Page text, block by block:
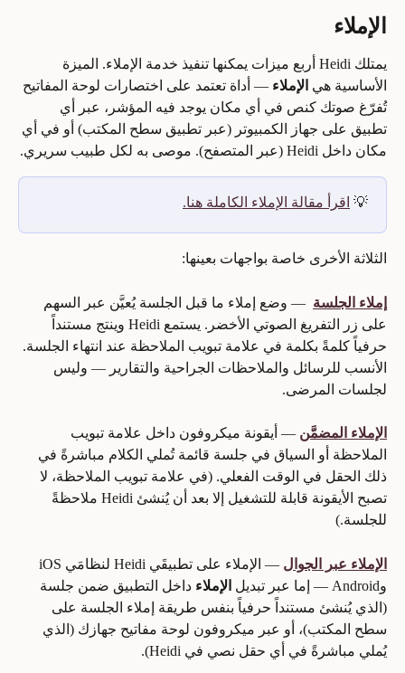
الإملاء
يمتلك Heidi أربع ميزات يمكنها تنفيذ خدمة الإملاء. الميزة
الأساسية هي الإملاء — أداة تعتمد على اختصارات لوحة المفاتيح
تُفرّغ صوتك كنص في أي مكان يوجد فيه المؤشر، عبر أي
تطبيق على جهاز الكمبيوتر (عبر تطبيق سطح المكتب) أو في أي
مكان داخل Heidi (عبر المتصفح). موصى به لكل طبيب سريري.
💡 اقرأ مقالة الإملاء الكاملة هنا.
الثلاثة الأخرى خاصة بواجهات بعينها:
إملاء الجلسة — وضع إملاء ما قبل الجلسة يُعيَّن عبر السهم
على زر التفريغ الصوتي الأخضر. يستمع Heidi وينتج مستنداً
حرفياً كلمةً بكلمة في علامة تبويب الملاحظة عند انتهاء الجلسة.
الأنسب للرسائل والملاحظات الجراحية والتقارير — وليس
لجلسات المرضى.
الإملاء المضمَّن — أيقونة ميكروفون داخل علامة تبويب
الملاحظة أو السياق في جلسة قائمة تُملي الكلام مباشرةً في
ذلك الحقل في الوقت الفعلي. (في علامة تبويب الملاحظة، لا
تصبح الأيقونة قابلة للتشغيل إلا بعد أن يُنشئ Heidi ملاحظةً
للجلسة.)
الإملاء عبر الجوال
وAndroid — إما عبر تبديل
الإملاء داخل التطبيق ضمن جلسة
(الذي يُنشئ مستنداً حرفياً بنفس طريقة إملاء الجلسة على
سطح المكتب)، أو عبر ميكروفون لوحة مفاتيح جهازك (الذي
يُملي مباشرةً في أي حقل نصي في Heidi).